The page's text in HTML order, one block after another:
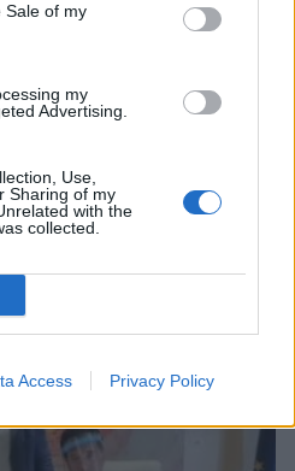
Sale of my
my
Advertising.
Use,
Sharing of my
with the
collected.
Access Privacy Policy
(photos)